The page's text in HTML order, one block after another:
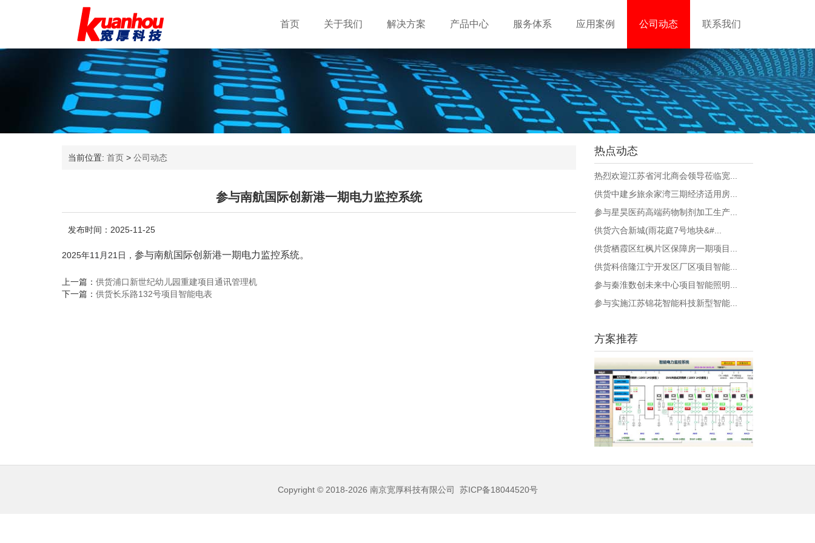
首页 关于我们 解决方案 产品中心 服务体系 应用案例 公司动态 联系我们
当前位置: 首页 > 公司动态
参与南航国际创新港一期电力监控系统
发布时间：2025-11-25
2025年11月21日， 参与南航国际创新港一期电力监控系统。
上一篇： 供货浦口新世纪幼儿园重建项目通讯管理机
下一篇： 供货长乐路132号项目智能电表
热点动态
热烈欢迎江苏省河北商会领导莅临宽...
供货中建乡旅余家湾三期经济适用房...
参与星昊医药高端药物制剂加工生产...
供货六合新城(雨花庭7号地块&#...
供货栖霞区红枫片区保障房一期项目...
供货科倍隆江宁开发区厂区项目智能...
参与秦淮数创未来中心项目智能照明...
参与实施江苏锦花智能科技新型智能...
方案推荐
Copyright © 2018-2026 南京宽厚科技有限公司 苏ICP备18044520号